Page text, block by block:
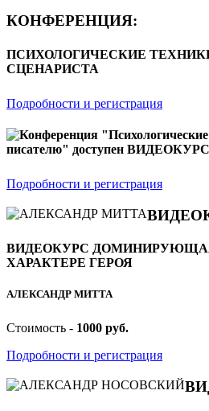
КОНФЕРЕНЦИЯ:
ПСИХОЛОГИЧЕСКИЕ
СЦЕНАРИСТА
Подробности и регистрация
Конференция
писателю" доступен ВИДЕОКУРС
Подробности и регистрация
ВИДЕОКУРС
ХАРАКТЕРЕ ГЕРОЯ
АЛЕКСАНДР МИТТА
Стоимость - 1000 руб.
Подробности и регистрация